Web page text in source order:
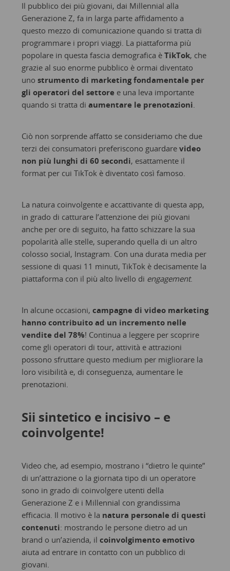
Il pubblico dei più giovani, dai Millennial alla
Generazione Z, fa in larga parte affidamento a
questo mezzo di comunicazione quando si tratta di
programmare i propri viaggi. La piattaforma più
popolare in questa fascia demografica è TikTok, che
grazie al suo enorme pubblico è ormai diventato
uno strumento di marketing fondamentale per
gli operatori del settoree una leva importante
quando si tratta di aumentare le prenotazioni.
Ciò non sorprende affatto se consideriamo che due
terzi dei consumatori preferiscono guardare video
non più lunghi di 60 secondi, esattamente il
format per cui TikTok è diventato così famoso.
La natura coinvolgente e accattivante di questa app,
in grado di catturare l’attenzione dei più giovani
anche per ore di seguito, ha fatto schizzare la sua
popolarità alle stelle, superando quella di un altro
colosso social, Instagram. Con una durata media per
sessione di quasi 11 minuti, TikTok è decisamente la
piattaforma con il più alto livello di engagement.
In alcune occasioni, campagne di video marketing
hanno contribuito ad un incremento nelle
vendite del 78%! Continua a leggere per scoprire
come gli operatori di tour, attività e attrazioni
possono sfruttare questo medium per migliorare la
loro visibilità e, di conseguenza, aumentare le
prenotazioni.
Sii sintetico e incisivo – e
coinvolgente!
Video che, ad esempio, mostrano i “dietro le quinte”
di un’attrazione o la giornata tipo di un operatore
sono in grado di coinvolgere utenti della
Generazione Z e i Millennial con grandissima
efficacia. Il motivo è la natura personale di questi
contenuti: mostrando le persone dietro ad un
brand o un’azienda, il coinvolgimento emotivo
aiuta ad entrare in contatto con un pubblico di
giovani.